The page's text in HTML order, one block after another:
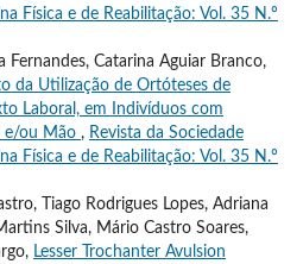
Física e de Reabilitação: Vol. 35 N.º
Fernandes, Catarina Aguiar Branco,
da Utilização de Ortóteses de
Laboral, em Indivíduos com
e/ou Mão , Revista da Sociedade
Física e de Reabilitação: Vol. 35 N.º
Tiago Rodrigues Lopes, Adriana
Silva, Mário Castro Soares,
Lesser Trochanter Avulsion